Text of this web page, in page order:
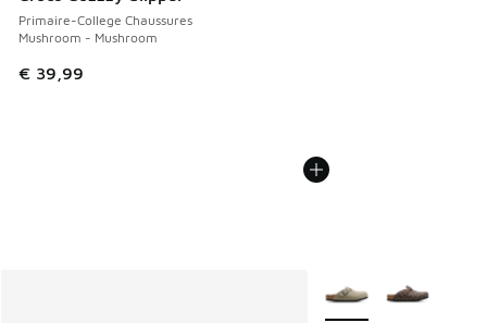
Primaire-College Chaussures
Mushroom - Mushroom
€ 39,99
Plus de couleurs